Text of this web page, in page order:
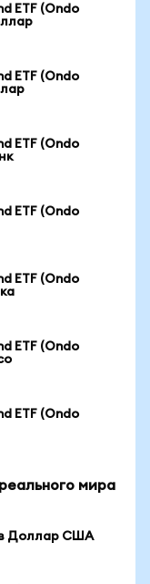
ETF (Ondo
ETF (Ondo
ETF (Ondo
ETF (Ondo
ETF (Ondo
ETF (Ondo
ETF (Ondo
мира
в Доллар США